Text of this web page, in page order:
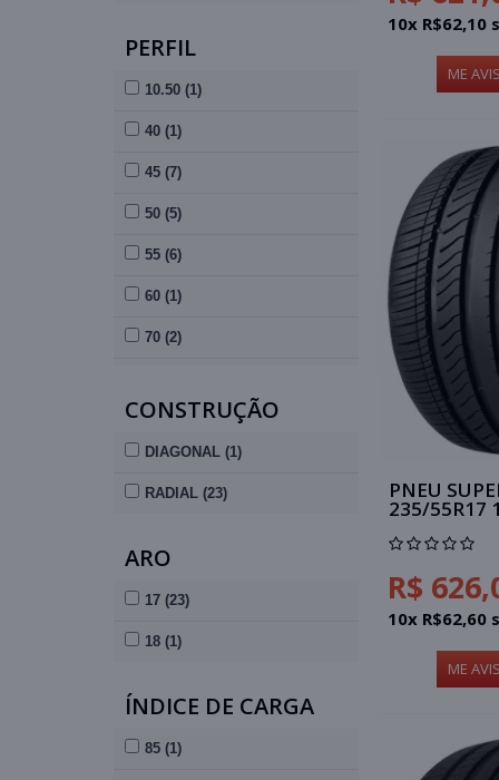
245 (3)
PERFIL
10.50 (1)
40 (1)
45 (7)
50 (5)
55 (6)
60 (1)
70 (2)
CONSTRUÇÃO
DIAGONAL (1)
RADIAL (23)
ARO
17 (23)
18 (1)
ÍNDICE DE CARGA
85 (1)
10x R$62,10
ME
PNEU
235/55R17
R$
10x R$62,60
ME